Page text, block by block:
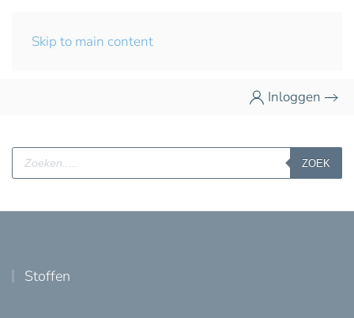
Skip to main content
Inloggen
Producten
zoeken
ZOEK
Stoffen